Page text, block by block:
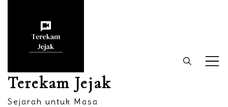
Terekam Jejak
Sejarah untuk Masa